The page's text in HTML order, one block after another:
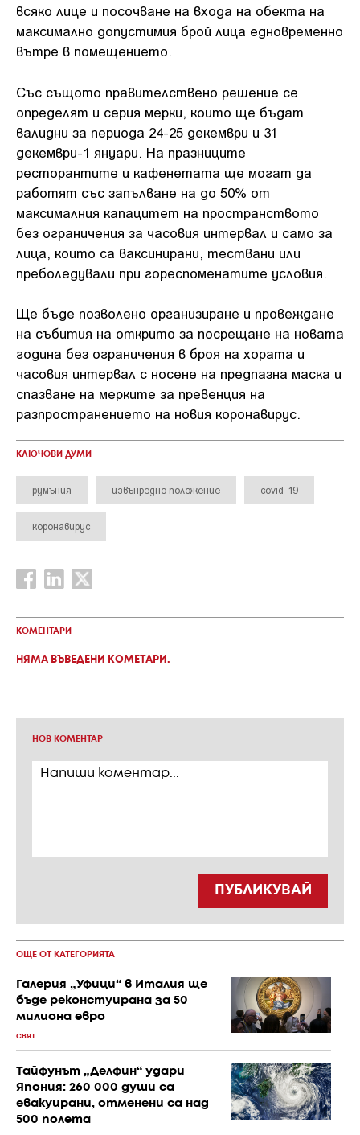
всяко лице и посочване на входа на обекта на
максимално допустимия брой лица едновременно
вътре в помещението.
Със същото правителствено решение се
определят и серия мерки, които ще бъдат
валидни за периода 24-25 декември и 31
декември-1 януари. На празниците
ресторантите и кафенетата ще могат да
работят със запълване на до 50% от
максималния капацитет на пространството
без ограничения за часовия интервал и само за
лица, които са ваксинирани, тествани или
преболедували при гореспоменатите условия.
Ще бъде позволено организиране и провеждане
на събития на открито за посрещане на новата
година без ограничения в броя на хората и
часовия интервал с носене на предпазна маска и
спазване на мерките за превенция на
разпространението на новия коронавирус.
КЛЮЧОВИ ДУМИ
румъния извънредно положение covid-19
коронавирус
КОМЕНТАРИ
НЯМА ВЪВЕДЕНИ КОМЕТАРИ.
НОВ КОМЕНТАР
ПУБЛИКУВАЙ
ОЩЕ ОТ КАТЕГОРИЯТА
Галерия „Уфици“ в Италия ще
бъде реконстуирана за 50
милиона евро
СВЯТ
Тайфунът „Делфин“ удари
Япония: 260 000 души са
евакуирани, отменени са над
500 полета